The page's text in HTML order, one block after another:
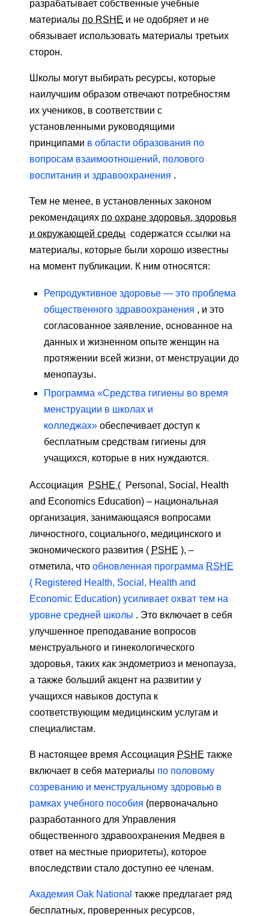
разрабатывает собственные учебные
материалы по RSHE и не одобряет и не
обязывает использовать материалы третьих
сторон.
Школы могут выбирать ресурсы, которые
наилучшим образом отвечают потребностям
их учеников, в соответствии с
установленными руководящими
принципами в области образования по
вопросам взаимоотношений, полового
воспитания и здравоохранения .
Тем не менее, в установленных законом
рекомендациях по охране здоровья, здоровья
и окружающей среды содержатся ссылки на
материалы, которые были хорошо известны
на момент публикации. К ним относятся:
Репродуктивное здоровье — это проблема
общественного здравоохранения , и это
согласованное заявление, основанное на
данных и жизненном опыте женщин на
протяжении всей жизни, от менструации до
менопаузы.
Программа «Средства гигиены во время
менструации в школах и
колледжах» обеспечивает доступ к
бесплатным средствам гигиены для
учащихся, которые в них нуждаются.
Ассоциация PSHE ( Personal, Social, Health
and Economics Education) – национальная
организация, занимающаяся вопросами
личностного, социального, медицинского и
экономического развития ( PSHE ), –
отметила, что обновленная программа RSHE
( Registered Health, Social, Health and
Economic Education) усиливает охват тем на
уровне средней школы . Это включает в себя
улучшенное преподавание вопросов
менструального и гинекологического
здоровья, таких как эндометриоз и менопауза,
а также больший акцент на развитии у
учащихся навыков доступа к
соответствующим медицинским услугам и
специалистам.
В настоящее время Ассоциация PSHE также
включает в себя материалы по половому
созреванию и менструальному здоровью в
рамках учебного пособия (первоначально
разработанного для Управления
общественного здравоохранения Медвея в
ответ на местные приоритеты), которое
впоследствии стало доступно ее членам.
Академия Oak National также предлагает ряд
бесплатных, проверенных ресурсов,